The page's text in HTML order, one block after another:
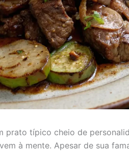
prato típico cheio de
à mente. Apesar de sua